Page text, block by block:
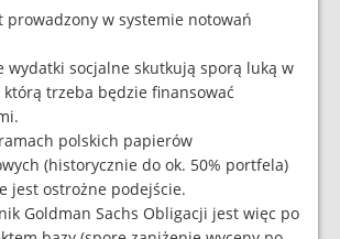
prowadzony w systemie notowań
wydatki socjalne skutkują sporą luką w
którą trzeba będzie finansować
polskich papierów
(historycznie do ok. 50% portfela)
jest ostrożne podejście.
Goldman Sachs Obligacji jest więc po